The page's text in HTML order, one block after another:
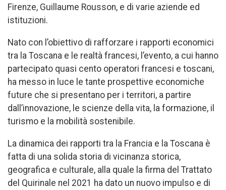
Firenze, Guillaume Rousson, e di varie aziende ed
istituzioni.
Nato con l’obiettivo di rafforzare i rapporti economici
tra la Toscana e le realtà francesi, l’evento, a cui hanno
partecipato quasi cento operatori francesi e toscani,
ha messo in luce le tante prospettive economiche
future che si presentano per i territori, a partire
dall’innovazione, le scienze della vita, la formazione, il
turismo e la mobilità sostenibile.
La dinamica dei rapporti tra la Francia e la Toscana è
fatta di una solida storia di vicinanza storica,
geografica e culturale, alla quale la firma del Trattato
del Quirinale nel 2021 ha dato un nuovo impulso e di